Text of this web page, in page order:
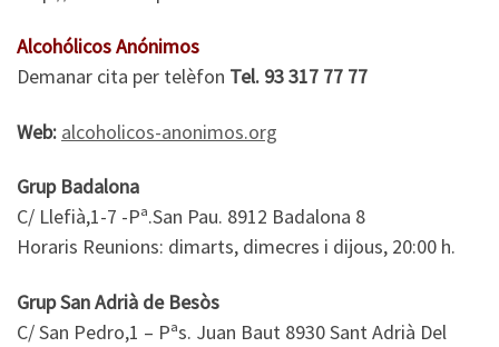
Alcohólicos Anónimos
Demanar cita per telèfon Tel. 93 317 77 77
Web: alcoholicos-anonimos.org
Grup Badalona
C/ Llefià,1-7 -Pª.San Pau. 8912 Badalona 8
Horaris Reunions: dimarts, dimecres i dijous, 20:00 h.
Grup San Adrià de Besòs
C/ San Pedro,1 – Pªs. Juan Baut 8930 Sant Adrià Del